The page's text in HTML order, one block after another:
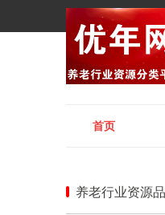
首页
养老行业资源